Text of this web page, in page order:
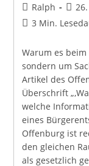
Beitrags-
Autor:
Ralph
Lesedauer:
3 Min.
Warum es
sondern um
Artikel des
Überschrift
welche
eines
Offenburg ist
den gleichen
als gesetzlich